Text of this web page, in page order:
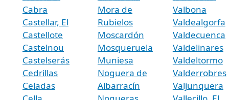
Cabra
Castellar, El
Castellote
Castelnou
Castelserás
Cedrillas
Celadas
Mora de
Rubielos
Moscardón
Mosqueruela
Muniesa
Noguera de
Albarracín
Valbona
Valdealgorfa
Valdecuenca
Valdelinares
Valdeltormo
Valderrobres
Valjunquera